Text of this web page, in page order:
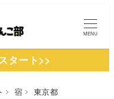
MENU
タート>>
宿
東京都